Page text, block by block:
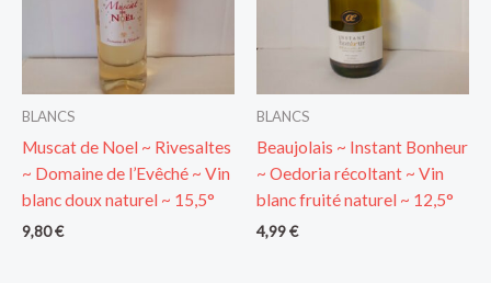
BLANCS
Muscat de Noel ~ Rivesaltes
~ Domaine de l’Evêché ~ Vin
blanc doux naturel ~ 15,5°
9,80€
BLANCS
Beaujolais ~ Instant Bonheur
~ Oedoria récoltant ~ Vin
blanc fruité naturel ~ 12,5°
4,99€